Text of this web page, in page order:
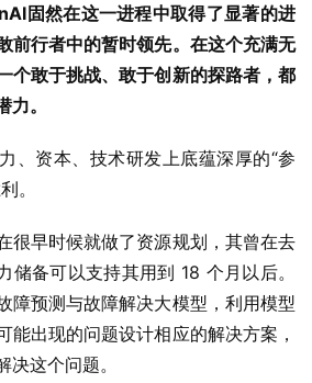
固然在这一进程中取得了显著的进
前行者中的暂时领先。在这个充满无
个敢于挑战、敢于创新的探路者，都
。
、资本、技术研发上底蕴深厚的“参
。
很早时候就做了资源规划，其曾在去
储备可以支持其用到 18 个月以后。
障预测与故障解决大模型，利用模型
能出现的问题设计相应的解决方案，
这个问题。